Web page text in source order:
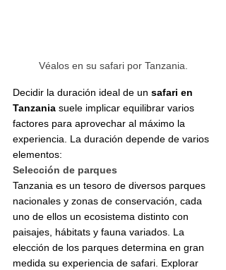
Véalos en su safari por Tanzania.
Decidir la duración ideal de un safari en
Tanzania suele implicar equilibrar varios
factores para aprovechar al máximo la
experiencia. La duración depende de varios
elementos:
Selección de parques
Tanzania es un tesoro de diversos parques
nacionales y zonas de conservación, cada
uno de ellos un ecosistema distinto con
paisajes, hábitats y fauna variados. La
elección de los parques determina en gran
medida su experiencia de safari. Explorar